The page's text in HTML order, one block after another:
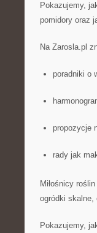
Pokazujemy,
pomidory oraz
Na Zarosla.pl
poradniki o
propozycje
rady jak
Miłośnicy
ogródki skalne,
Pokazujemy,